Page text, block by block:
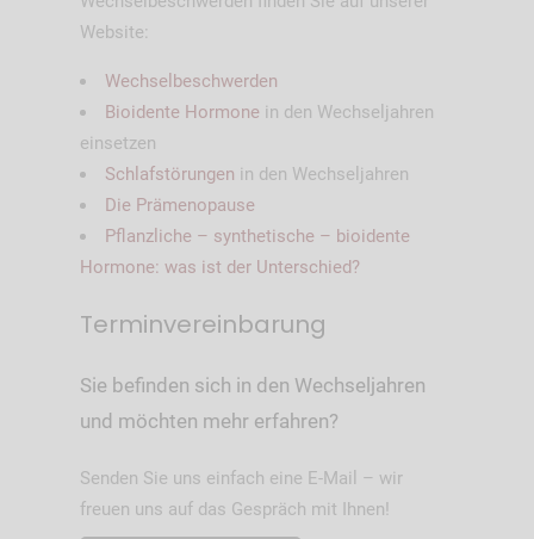
Website:
Wechselbeschwerden
Bioidente Hormone in den Wechseljahren
einsetzen
Schlafstörungen in den Wechseljahren
Die Prämenopause
Pflanzliche – synthetische – bioidente
Hormone: was ist der Unterschied?
Terminvereinbarung
Sie befinden sich in den Wechseljahren
und möchten mehr erfahren?
Senden Sie uns einfach eine E-Mail – wir
freuen uns auf das Gespräch mit Ihnen!